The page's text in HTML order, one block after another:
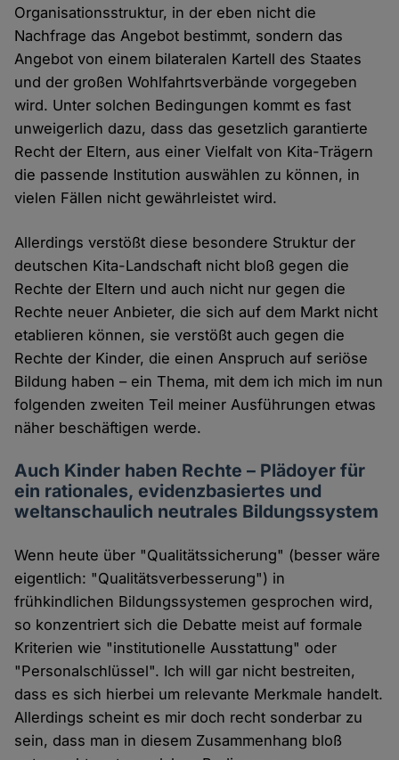
Organisationsstruktur, in der eben nicht die
Nachfrage das Angebot bestimmt, sondern das
Angebot von einem bilateralen Kartell des Staates
und der großen Wohlfahrtsverbände vorgegeben
wird. Unter solchen Bedingungen kommt es fast
unweigerlich dazu, dass das gesetzlich garantierte
Recht der Eltern, aus einer Vielfalt von Kita-Trägern
die passende Institution auswählen zu können, in
vielen Fällen nicht gewährleistet wird.
Allerdings verstößt diese besondere Struktur der
deutschen Kita-Landschaft nicht bloß gegen die
Rechte der Eltern und auch nicht nur gegen die
Rechte neuer Anbieter, die sich auf dem Markt nicht
etablieren können, sie verstößt auch gegen die
Rechte der Kinder, die einen Anspruch auf seriöse
Bildung haben – ein Thema, mit dem ich mich im nun
folgenden zweiten Teil meiner Ausführungen etwas
näher beschäftigen werde.
Auch Kinder haben Rechte – Plädoyer für
ein rationales, evidenzbasiertes und
weltanschaulich neutrales Bildungssystem
Wenn heute über "Qualitätssicherung" (besser wäre
eigentlich: "Qualitätsverbesserung") in
frühkindlichen Bildungssystemen gesprochen wird,
so konzentriert sich die Debatte meist auf formale
Kriterien wie "institutionelle Ausstattung" oder
"Personalschlüssel". Ich will gar nicht bestreiten,
dass es sich hierbei um relevante Merkmale handelt.
Allerdings scheint es mir doch recht sonderbar zu
sein, dass man in diesem Zusammenhang bloß